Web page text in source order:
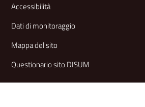
Accessibilità
Dati di monitoraggio
Mappa del sito
Questionario sito DISUM